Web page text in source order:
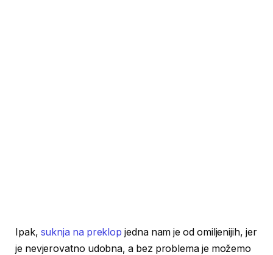
Ipak, suknja na preklop jedna nam je od omiljenijih, jer
je nevjerovatno udobna, a bez problema je možemo